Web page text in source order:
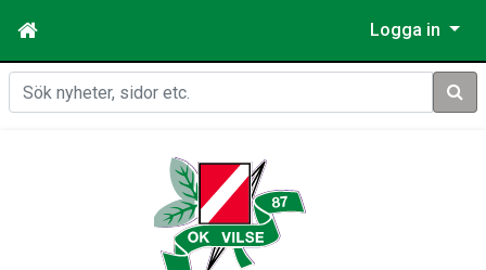
Logga in
Sök